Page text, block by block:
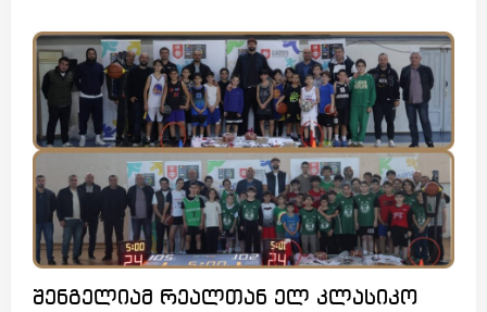
შენგელიამ რეალთან ელ კლასიკო